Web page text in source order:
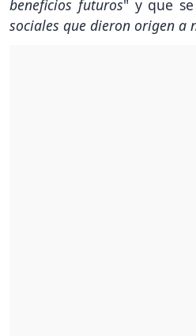
beneficios futuros" y que
sociales que dieron origen a